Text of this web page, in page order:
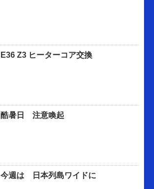
E36 Z3 ヒーターコア交換
酷暑日 注意喚起
今週は 日本列島ワイドに